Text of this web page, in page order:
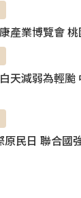
產業博覽會
天減弱為輕颱
原民日 聯合國